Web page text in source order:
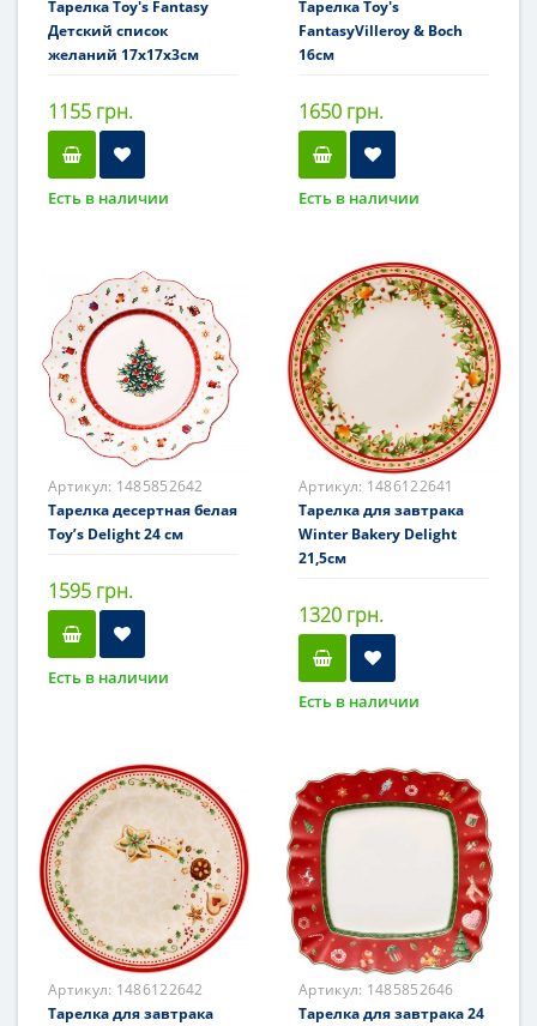
Тарелка Toy's Fantasy
Детский список
желаний 17x17x3см
1155 грн.
Есть в наличии
Тарелка Toy's
FantasyVilleroy & Boch
16см
1650 грн.
Есть в наличии
Артикул: 1485852642
Тарелка десертная белая
Toy’s Delight 24 см
1595 грн.
Есть в наличии
Артикул: 1486122641
Тарелка для завтрака
Winter Bakery Delight
21,5см
1320 грн.
Есть в наличии
Артикул: 1486122642
Тарелка для завтрака
Артикул: 1485852646
Тарелка для завтрака 24